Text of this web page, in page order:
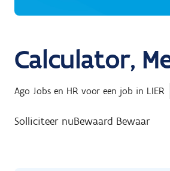
Calculator,
Ago Jobs en HR voor een job in LIER
Solliciteer nuBewaard Bewaar